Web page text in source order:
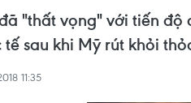
"thất vọng" với tiến độ
tế sau khi Mỹ rút khỏi
11:35